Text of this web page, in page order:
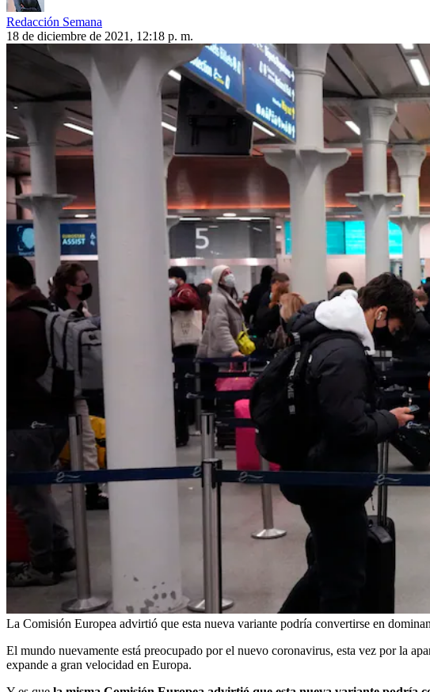
Redacción Semana
18 de diciembre de 2021, 12:18 p. m.
La Comisión Europea advirtió que esta nueva variante podría convertirse en
El mundo nuevamente está preocupado por el nuevo coronavirus, esta vez por la
expande a gran velocidad en Europa.